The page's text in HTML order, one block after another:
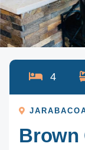
4
Brown